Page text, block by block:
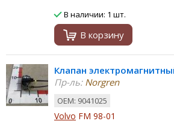
В наличии: 1 шт.
В корзину
Клапан
Пр-ль:Norgren
ОЕМ: 9041025
Volvo FM 98-01